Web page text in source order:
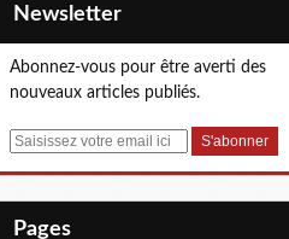
Newsletter
Abonnez-vous pour être averti des
nouveaux articles publiés.
E
Pages